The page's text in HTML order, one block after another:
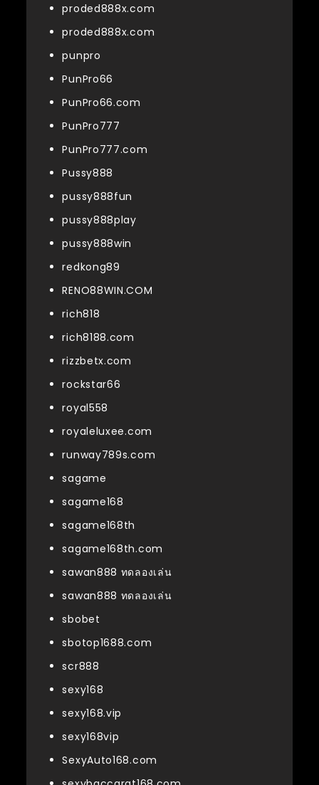
proded888x.com
proded888x.com
punpro
PunPro66
PunPro66.com
PunPro777
PunPro777.com
Pussy888
pussy888fun
pussy888play
pussy888win
redkong89
RENO88WIN.COM
rich818
rich8188.com
rizzbetx.com
rockstar66
royal558
royaleluxee.com
runway789s.com
sagame
sagame168
sagame168th
sagame168th.com
sawan888 ทดลองเล่น
sawan888 ทดลองเล่น
sbobet
sbotop1688.com
scr888
sexy168
sexy168.vip
sexy168vip
SexyAuto168.com